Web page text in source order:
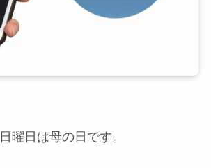
曜日は母の日です。